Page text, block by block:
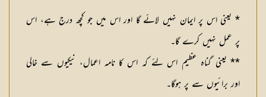
* یعنی اس پر ایمان نہیں لائے گا اور اس میں جو کچھ درج ہے، اس
پر عمل نہیں کرے گا۔
** یعنی گناہ عظیم اس لئے کہ اس کا نامہ اعمال، نیکیوں سے خالی
اور برائیوں سے پر ہوگا۔